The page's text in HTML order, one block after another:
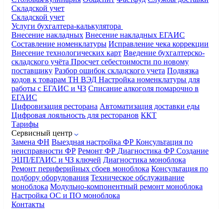
Складской учет
Складской учет
Услуги бухгалтера-калькулятора
Внесение накладных Внесение накладных ЕГАИС
Составление номенклатуры Исправление чека коррекции
Внесение технологических карт Введение бухгалтерско-
складского учёта Просчет себестоимости по новому
поставщику Разбор ошибок складского учета Подвязка
кодов к товарам ТН ВЭД Настройка номенклатуры для
работы с ЕГАИС и ЧЗ Списание алкоголя помарочно в
ЕГАИС
Цифровизация ресторана Автоматизация доставки еды
Цифровая лояльность для ресторанов ККТ
Тарифы
Сервисный центр
Замена ФН Выездная настройка ФР Консультация по
неисправности ФР Ремонт ФР Диагностика ФР Создание
ЭЦП/ЕГАИС и ЧЗ ключей Диагностика моноблока
Ремонт периферийных сбоев моноблока Консультация по
подбору оборудования Техническое обслуживание
моноблока Модульно-компонентный ремонт моноблока
Настройка ОС и ПО моноблока
Контакты